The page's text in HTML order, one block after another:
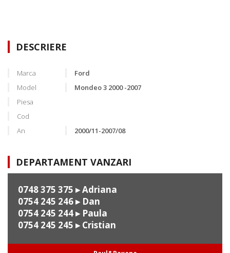
DESCRIERE
Marca
Ford
Model
Mondeo 3 2000 -2007
Piesa
Cod
An
2000/11-2007/08
DEPARTAMENT VANZARI
0748 375 375 ▸ Adriana
0754 245 246▸ Dan
0754 245 244▸ Paula
0754 245 245 ▸ Cristian